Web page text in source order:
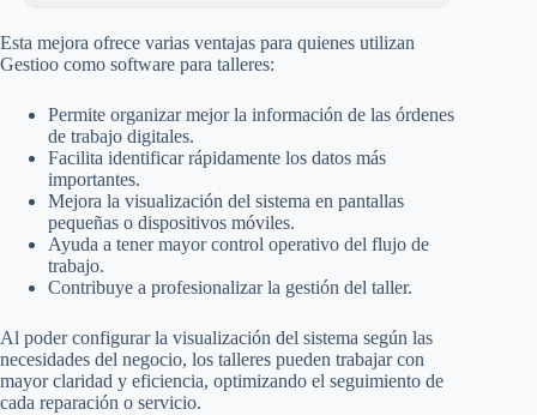
Esta mejora ofrece varias ventajas para quienes utilizan
Gestioo como software para talleres:
Permite organizar mejor la información de las órdenes
de trabajo digitales.
Facilita identificar rápidamente los datos más
importantes.
Mejora la visualización del sistema en pantallas
pequeñas o dispositivos móviles.
Ayuda a tener mayor control operativo del flujo de
trabajo.
Contribuye a profesionalizar la gestión del taller.
Al poder configurar la visualización del sistema según las
necesidades del negocio, los talleres pueden trabajar con
mayor claridad y eficiencia, optimizando el seguimiento de
cada reparación o servicio.